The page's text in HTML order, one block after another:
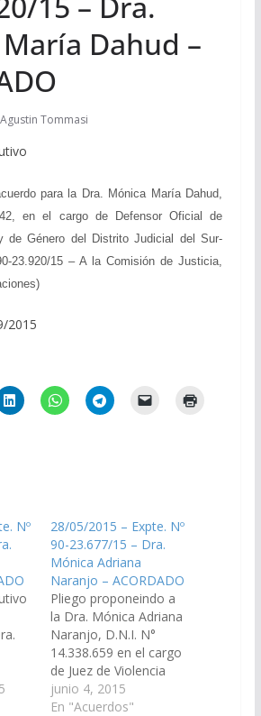
Dahud –
Agustin Tommasi
para la Dra. Mónica María Dahud,
en el cargo de Defensor Oficial de
de Género del Distrito Judicial del Sur-
23.920/15 –A la Comisión de Justicia,
2015
Nº
de
28/05/2015 – Expte. Nº
90-23.677/15 – Dra.
Mónica Adriana
Naranjo – ACORDADO
Pliego proponeindo a
la Dra. Mónica Adriana
Naranjo, D.N.I. N°
14.338.659 en el cargo
de Juez de Violencia
Familiar y de Género
del Distrito Judicial del
junio 4, 2015
En "Acuerdos"